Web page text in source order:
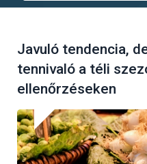
Javuló tendencia,
tennivaló a téli
ellenőrzéseken